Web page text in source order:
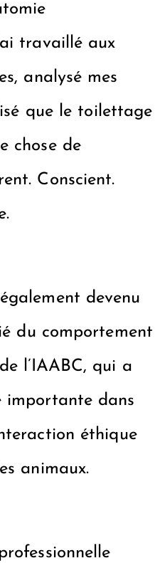
travaillé aux
analysé mes
que le toilettage
chose de
Conscient.
devenu
du comportement
l’IAABC, qui a
importante dans
éthique
animaux.